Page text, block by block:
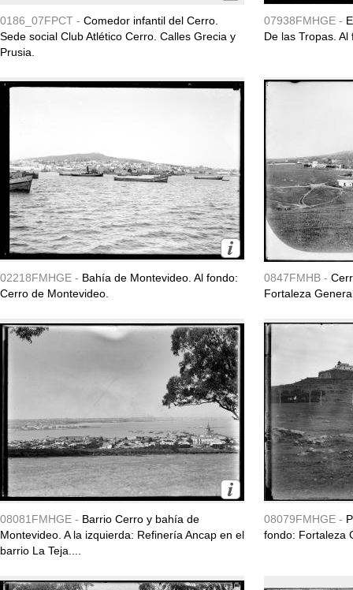
0186_07FPCT - Comedor infantil del Cerro.
Sede social Club Atlético Cerro. Calles Grecia y
Prusia.
07938FMHGE -
De las Tropas.
02218FMHGE - Bahía de Montevideo. Al fondo:
Cerro de Montevideo.
0847FMHB -
Fortaleza
08081FMHGE - Barrio Cerro y bahía de
Montevideo. A la izquierda: Refinería Ancap en el
barrio La Teja....
08079FMHGE -
fondo: Fortaleza